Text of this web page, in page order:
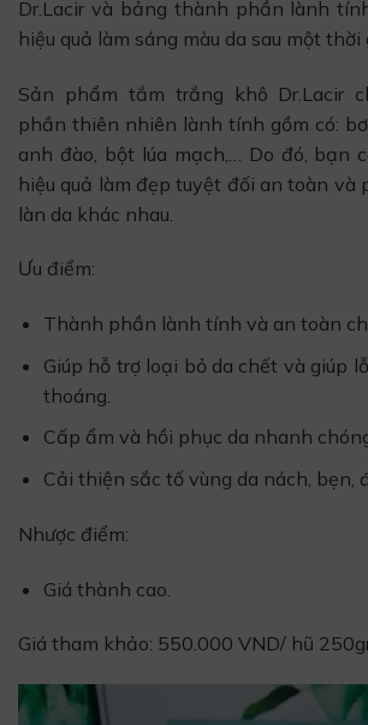
Dr.Lacir và bảng thành phần lành
hiệu quả làm sáng màu da sau một thời
Sản phẩm tắm trắng khô Dr.Lacir
phần thiên nhiên lành tính gồm có:
anh đào, bột lúa mạch,… Do đó, bạn
hiệu quả làm đẹp tuyệt đối an toàn và
làn da khác nhau.
Ưu điểm:
Thành phần lành tính và an toàn
Giúp hỗ trợ loại bỏ da chết và giúp
thoáng.
Cấp ẩm và hồi phục da nhanh
Cải thiện sắc tố vùng da nách, bẹn,
Nhược điểm:
Giá thành cao.
Giá tham khảo: 550.000 VND/ hũ